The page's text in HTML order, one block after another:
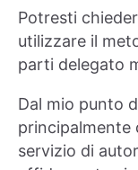
Potresti
utilizzare il
parti delegato
Dal mio punto
principalmente
servizio di